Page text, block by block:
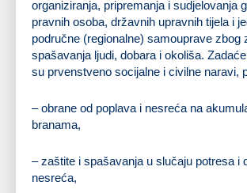
organiziranja, pripremanja i sudjelovanja
pravnih osoba, državnih upravnih tijela i
područne (regionalne) samouprave zbog
spašavanja ljudi, dobara i okoliša.
su prvenstveno socijalne i civilne naravi,
– obrane od poplava i nesreća na
branama,
– zaštite i spašavanja u slučaju potresa i
nesreća,